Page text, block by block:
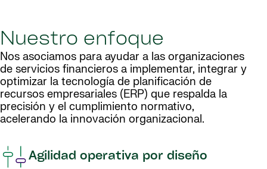
Nuestro enfoque
Nos asociamos para ayudar a las organizaciones
de servicios financieros a implementar, integrar y
optimizar la tecnología de planificación de
recursos empresariales (ERP) que respalda la
precisión y el cumplimiento normativo,
acelerando la innovación organizacional.
Agilidad operativa por diseño